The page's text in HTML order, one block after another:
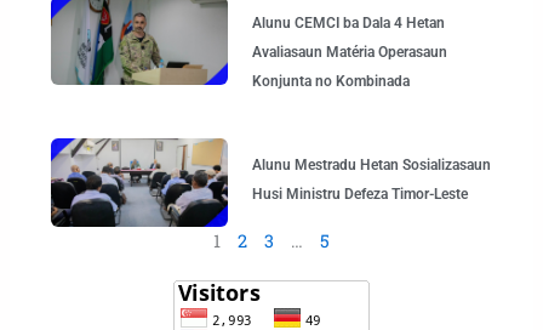
Alunu CEMCI ba Dala 4 Hetan
Avaliasaun Matéria Operasaun
Konjunta no Kombinada
Alunu Mestradu Hetan Sosializasaun
Husi Ministru Defeza Timor-Leste
1 2 3 … 5